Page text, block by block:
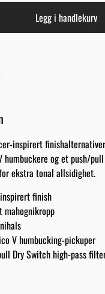
Legg i handlekurv
inspirert
humbuckere og et push/
ekstra tonal allsidighet.
finish
mahognikropp
V humbucking-pickuper
Dry Switch high-pass